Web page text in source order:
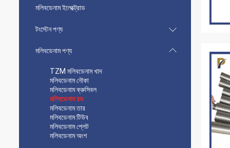
মলিবডেনাম ইলেক্ট্রোড
টংস্টেন পণ্য
মলিবডেনাম পণ্য
TZM মলিবডেনাম খাদ
মলিবডেনাম নৌকা
মলিবডেনাম ক্রুসিবল
মলিবডেনাম রড
মলিবডেনাম তার
মলিবডেনাম টিউব
মলিবডেনাম প্লেট
মলিবডেনাম অংশ